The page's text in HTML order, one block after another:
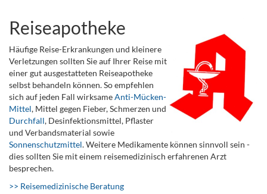
Reiseapotheke
Häufige Reise-Erkrankungen und kleinere
Verletzungen sollten Sie auf Ihrer Reise mit
einer gut ausgestatteten Reiseapotheke
selbst behandeln können. So empfehlen
sich auf jeden Fall wirksameAnti-Mücken-
Mittel, Mittel gegen Fieber, Schmerzen und
Durchfall, Desinfektionsmittel, Pflaster
und Verbandsmaterial sowie
Sonnenschutzmittel. Weitere Medikamente können sinnvoll sein -
dies sollten Sie mit einem reisemedizinisch erfahrenen Arzt
besprechen.
>> Reisemedizinische Beratung